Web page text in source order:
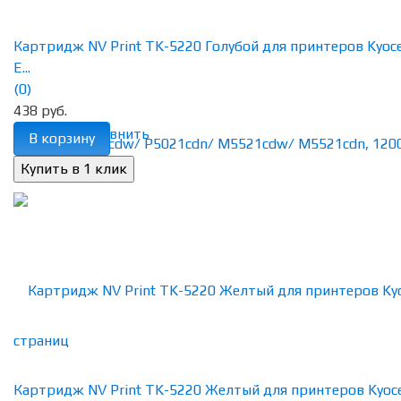
избранное сравнить
Картридж NV Print TK-5220 Голубой для принтеров
E...
(0)
438 руб.
В корзину
Картридж NV Print TK-5220 Желтый для принтеров